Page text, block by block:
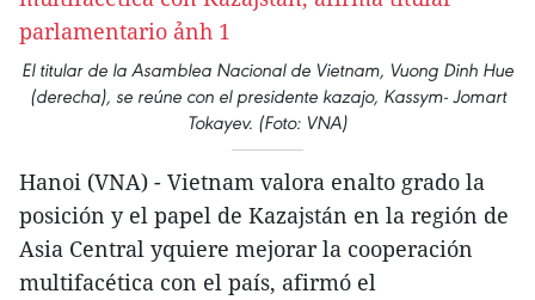
El titular de la Asamblea Nacional de Vietnam, Vuong Dinh Hue
(derecha), se reúne con el presidente kazajo, Kassym- Jomart
Tokayev. (Foto: VNA)
Hanoi (VNA) - Vietnam valora enalto grado la
posición y el papel de Kazajstán en la región de
Asia Central yquiere mejorar la cooperación
multifacética con el país, afirmó el